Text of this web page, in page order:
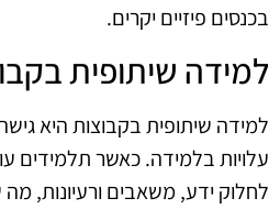
בכנסים פיזיים יקרים.
למידה שיתופית
למידה שיתופית בקבוצות היא
עלויות בלמידה. כאשר תלמידים
לחלוק ידע, משאבים ורעיונות, מה